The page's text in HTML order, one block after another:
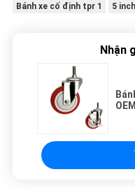
Bánh xe cố định tpr 1 5 inch
Nhận